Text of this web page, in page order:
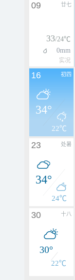
廿七
09
33/24℃
0mm
实况
初四
16
34°
22℃
处暑
23
34°
24℃
十八
30
30°
22℃